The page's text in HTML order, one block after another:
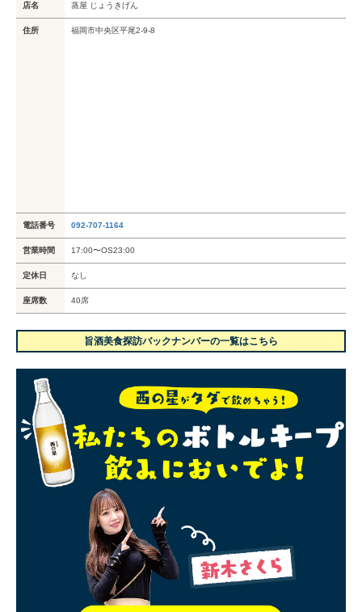
店名 蒸屋 じょうきげん
住所 福岡市中央区平尾2-9-8
電話番号 092-707-1164
営業時間 17:00〜OS23:00
定休日 なし
座席数 40席
旨酒美食探訪バックナンバーの一覧はこちら